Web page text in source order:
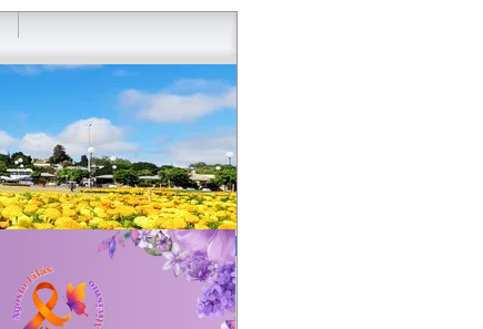
REDES SOCIAIS WEBMAIL